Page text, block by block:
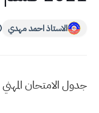
الاستاذ احمد مهدي
جدول الامتحان المهني الدور